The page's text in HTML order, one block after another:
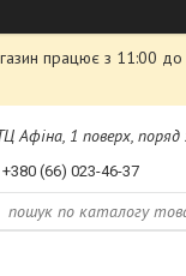
працює з 11:00 до
Афіна, 1 поверх,
+380 (66) 023-46-37